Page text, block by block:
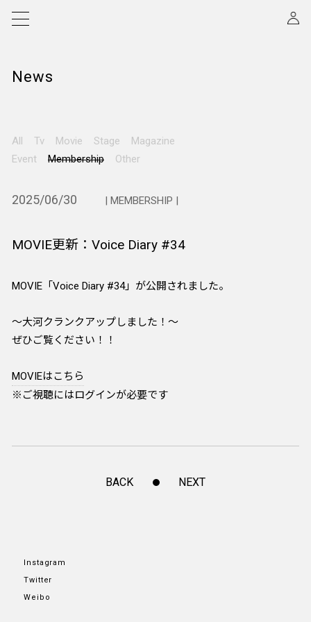
News
All Tv Movie Stage
Magazine
Event
Membership Other
2025/06/30 | MEMBERSHIP |
MOVIE更新：Voice Diary #34
MOVIE「Voice Diary #34」が公開されました。
～大河クランクアップしました！～
ぜひご覧ください！！
MOVIEはこちら
※ご視聴にはログインが必要です
BACK NEXT
Instagram
Twitter
Weibo